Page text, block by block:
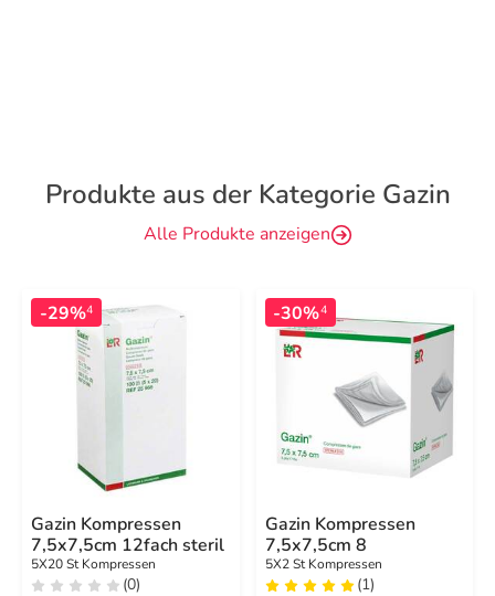
Produkte aus der Kategorie Gazin
Alle Produkte anzeigen
-29%4
Gazin Kompressen
7,5x7,5cm 12fach steril
5X20 St Kompressen
(0)
-30%4
Gazin Kompressen
7,5x7,5cm 8
5X2 St Kompressen
(1)